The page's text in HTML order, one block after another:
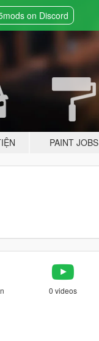
on Discord
PAINT JOBS
0 videos